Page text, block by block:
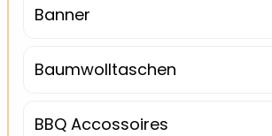
Banner
Baumwolltaschen
BBQ Accossoires